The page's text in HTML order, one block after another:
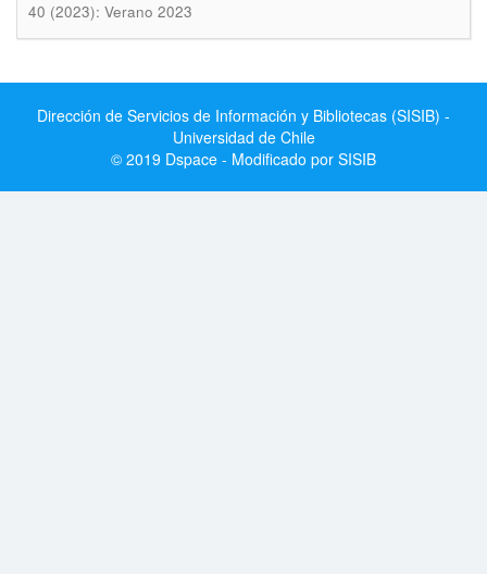
40 (2023): Verano 2023
Dirección de Servicios de Información y Bibliotecas (SISIB) -
Universidad de Chile
© 2019 Dspace - Modificado por SISIB